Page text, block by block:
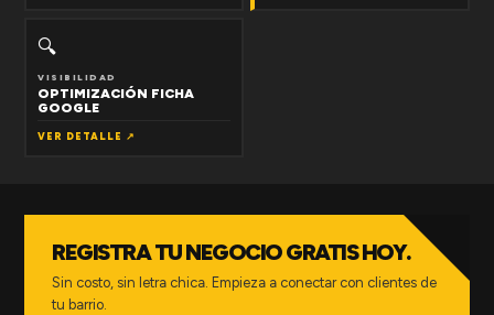
🔍
VISIBILIDAD
OPTIMIZACIÓN FICHA
GOOGLE
VER DETALLE ↗
REGISTRA TU NEGOCIO GRATIS HOY.
Sin costo, sin letra chica. Empieza a conectar con clientes de
tu barrio.